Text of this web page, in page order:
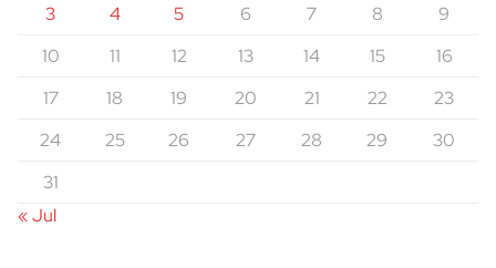
3
4 5 6 7 8
9
10
11 12 13 14 15
16
17
18 19 20 21 22
23
24
25 26 27 28 29
30
31
« Jul